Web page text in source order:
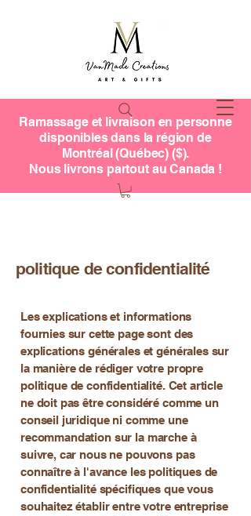
Ramassage et livraison en personne
disponibles dans la région de
Montréal (Québec) ($).
Nous livrons partout au Canada !
politique de confidentialité
Les explications et informations
fournies sur cette page sont des
explications générales et générales sur
la manière de rédiger votre propre
politique de confidentialité. Cet article
ne doit pas être considéré comme un
conseil juridique ni comme une
recommandation sur la marche à
suivre, car nous ne pouvons pas
connaître à l'avance les politiques de
confidentialité spécifiques que vous
souhaitez établir entre votre entreprise